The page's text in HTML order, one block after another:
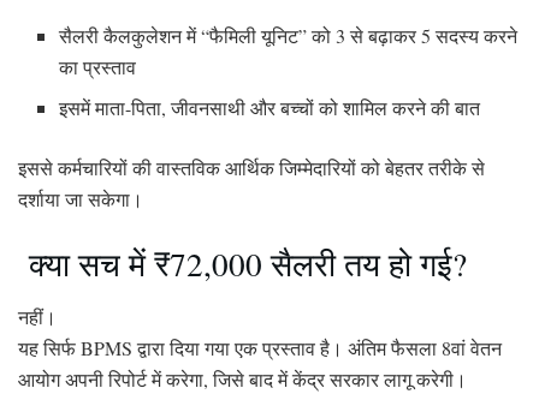
सैलरी कैलकुलेशन में “फैमिली यूनिट” को 3 से बढ़ाकर 5 सदस्य करने
का प्रस्ताव
इसमें माता-पिता, जीवनसाथी और बच्चों को शामिल करने की बात
इससे कर्मचारियों की वास्तविक आर्थिक जिम्मेदारियों को बेहतर तरीके से
दर्शाया जा सकेगा।
क्या सच में ₹72,000 सैलरी तय हो गई?
नहीं।
यह सिर्फ BPMS द्वारा दिया गया एक प्रस्ताव है। अंतिम फैसला 8वां वेतन
आयोग अपनी रिपोर्ट में करेगा, जिसे बाद में केंद्र सरकार लागू करेगी।